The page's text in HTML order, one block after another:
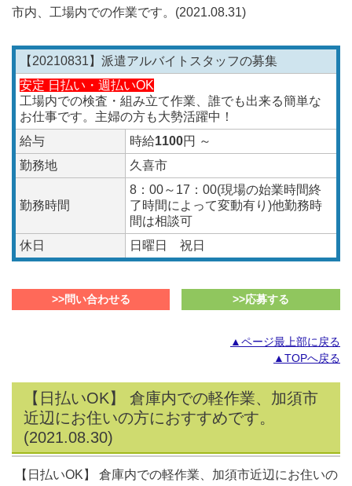
市内、工場内での作業です。(2021.08.31)
【20210831】派遣アルバイトスタッフの募集
安定 日払い・週払いOK
工場内での検査・組み立て作業、誰でも出来る簡単な
お仕事です。主婦の方も大勢活躍中！
給与
時給1100円 ～
勤務地
久喜市
勤務時間
8：00～17：00(現場の始業時間終
了時間によって変動有り)他勤務時
間は相談可
休日
日曜日 祝日
>>問い合わせる >>応募する
▲ページ最上部に戻る
▲TOPへ戻る
【日払いOK】 倉庫内での軽作業、加須市
近辺にお住いの方におすすめです。
(2021.08.30)
【日払いOK】 倉庫内での軽作業、加須市近辺にお住いの